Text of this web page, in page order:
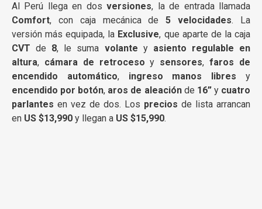
Al Perú llega en dosversiones, la de entrada llamada
Comfort, con caja mecánica de5 velocidades. La
versión más equipada, la Exclusive, que aparte de la caja
CVT de 8, le suma volante y asiento regulable en
altura, cámara de retroceso y sensores,faros de
encendido automático, ingreso manos libres y
encendido por botón, aros de aleaciónde 16”y cuatro
parlantes en vez de dos. Los precios de lista arrancan
en US $13,990 y llegan a US $15,990.